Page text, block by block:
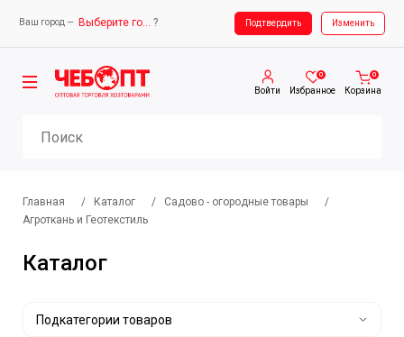
Ваш город — Выберите город ? Подтвердить Изменить
Ваш город — Выберите город
Войти
0
Избранное
0
Корзина
Главная / Каталог / Садово - огородные товары
/
Агроткань и Геотекстиль
Каталог
Подкатегории товаров